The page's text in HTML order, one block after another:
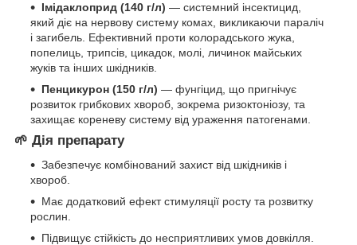
Імідаклоприд (140 г/л) — системний інсектицид,
який діє на нервову систему комах, викликаючи параліч
і загибель. Ефективний проти колорадського жука,
попелиць, трипсів, цикадок, молі, личинок майських
жуків та інших шкідників.
Пенцикурон (150 г/л) — фунгіцид, що пригнічує
розвиток грибкових хвороб, зокрема ризоктоніозу, та
захищає кореневу систему від ураження патогенами.
🌱 Дія препарату
Забезпечує комбінований захист від шкідників і
хвороб.
Має додатковий ефект стимуляції росту та розвитку
рослин.
Підвищує стійкість до несприятливих умов довкілля.